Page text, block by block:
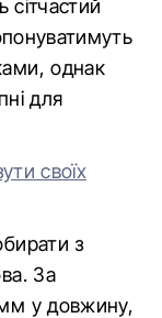
сітчастий
однак
для
своїх
з
За
у довжину,